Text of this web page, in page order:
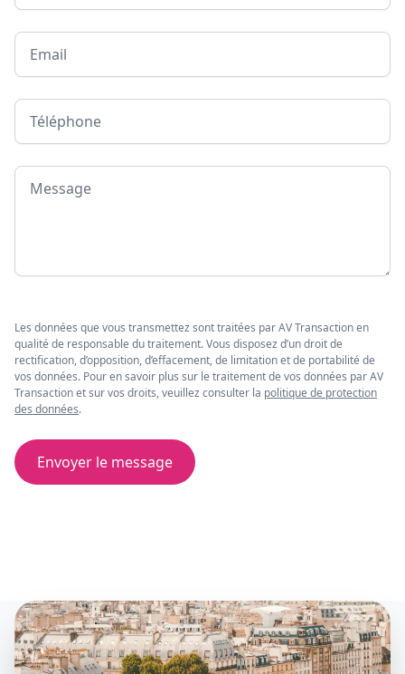
Email
Téléphone
Message
Les données que vous transmettez sont traitées par AV Transaction en
qualité de responsable du traitement. Vous disposez d’un droit de
rectification, d’opposition, d’effacement, de limitation et de portabilité de
vos données. Pour en savoir plus sur le traitement de vos données par AV
Transaction et sur vos droits, veuillez consulter la politique de protection
des données.
Envoyer le message